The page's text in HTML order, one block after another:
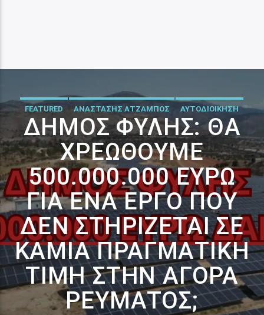
FEATURED ΑΝΑΣΤΑΣΗΣ ΑΤΖΑΜΠΟΣ ΑΥΤΟΔΙΟΙΚΗΣΗ
ΔΉΜΟΣ ΦΥΛΉΣ: ΘΑ
ΧΡΕΩΘΟΎΜΕ
500.000.000 ΕΥΡΏ
ΓΙΑ ΈΝΑ ΈΡΓΟ ΠΟΥ
ΔΕΝ ΣΤΗΡΊΖΕΤΑΙ ΣΕ
ΚΑΜΊΑ ΠΡΑΓΜΑΤΙΚΉ
ΤΙΜΉ ΣΤΗΝ ΑΓΟΡΆ
ΡΕΎΜΑΤΟΣ;